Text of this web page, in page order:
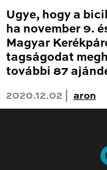
Ugye, hogy a
ha november 9.
Magyar
tagságodat
további 87
2020.12.02 | aron